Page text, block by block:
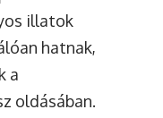
illatok
hatnak,
a
oldásában.